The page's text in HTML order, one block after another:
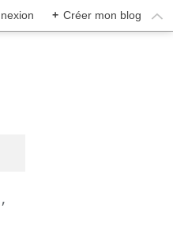
+ Créer mon blog
,